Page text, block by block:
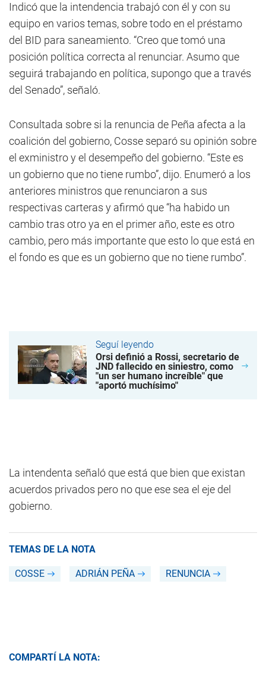
Indicó que la intendencia trabajó con él y con su
equipo en varios temas, sobre todo en el préstamo
del BID para saneamiento. “Creo que tomó una
posición política correcta al renunciar. Asumo que
seguirá trabajando en política, supongo que a través
del Senado”, señaló.
Consultada sobre si la renuncia de Peña afecta a la
coalición del gobierno, Cosse separó su opinión sobre
el exministro y el desempeño del gobierno. “Este es
un gobierno que no tiene rumbo”, dijo. Enumeró a los
anteriores ministros que renunciaron a sus
respectivas carteras y afirmó que “ha habido un
cambio tras otro ya en el primer año, este es otro
cambio, pero más importante que esto lo que está en
el fondo es que es un gobierno que no tiene rumbo”.
Seguí leyendo
Orsi definió a Rossi, secretario de
JND fallecido en siniestro, como
"un ser humano increíble" que
"aportó muchísimo"
La intendenta señaló que está que bien que existan
acuerdos privados pero no que ese sea el eje del
gobierno.
TEMAS DE LA NOTA
COSSE ADRIÁN PEÑA RENUNCIA
COMPARTÍ LA NOTA: